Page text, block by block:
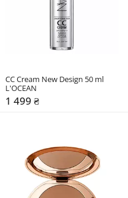
СС Cream New Design 50 ml
L'OCEAN
1 499 ₴